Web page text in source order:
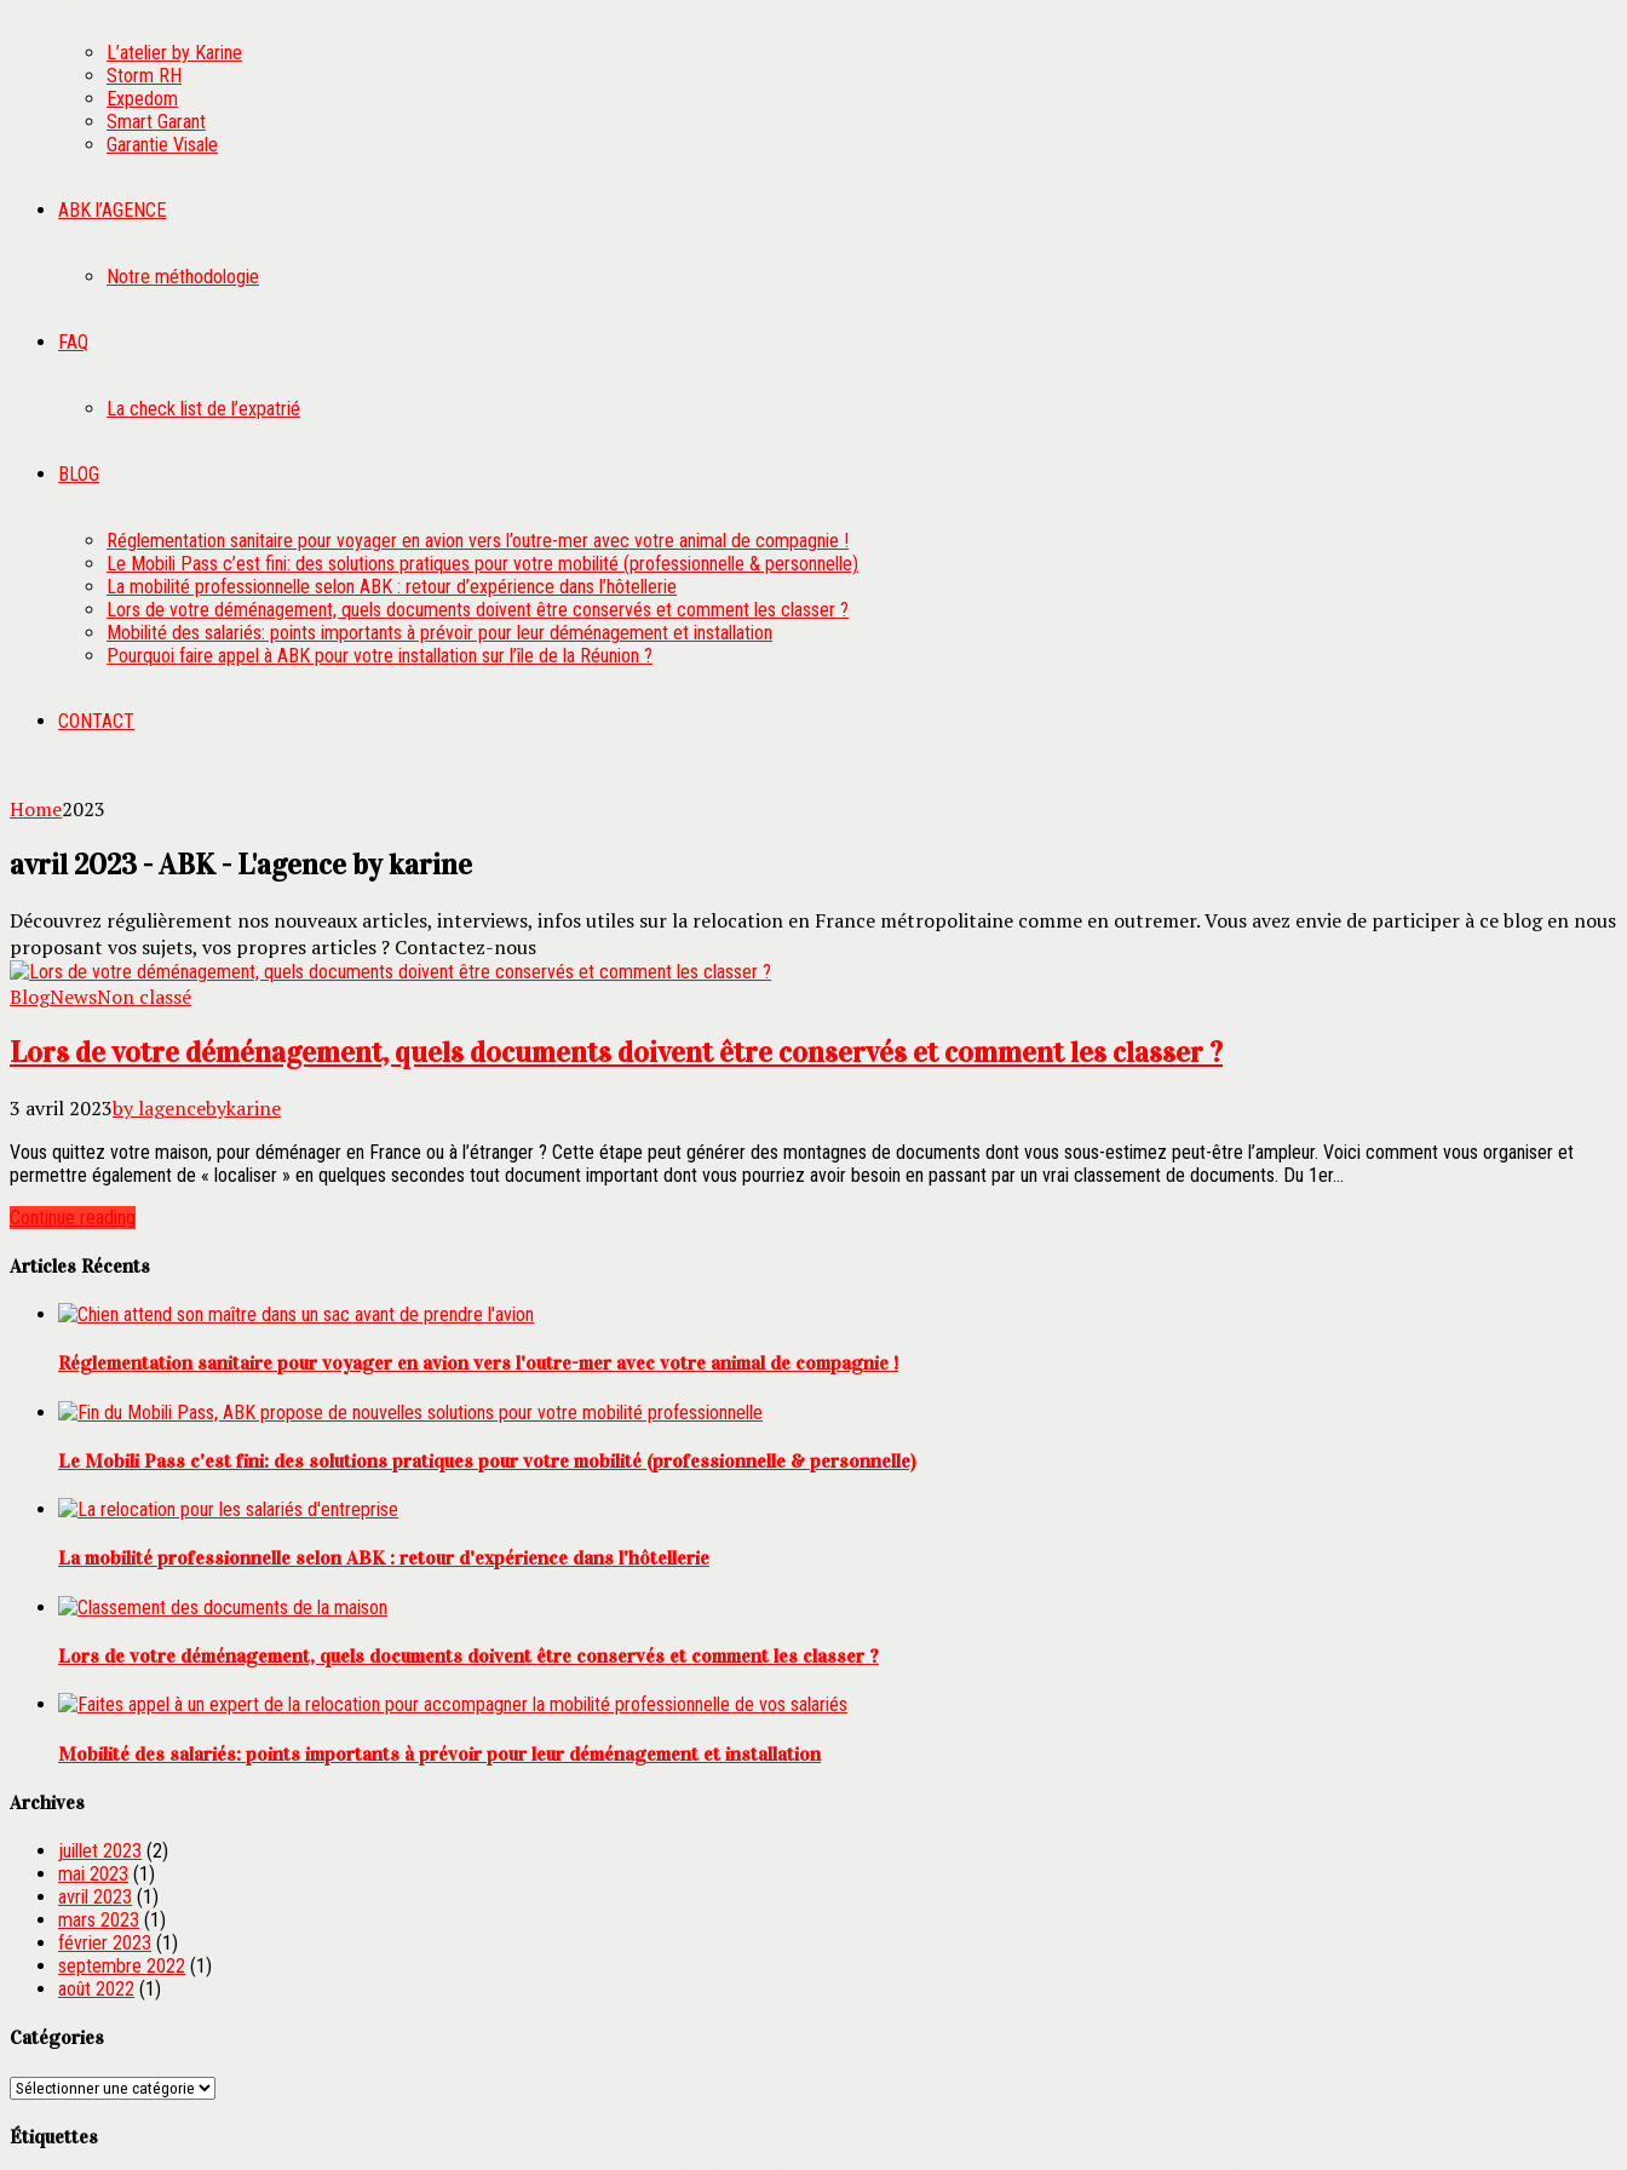
L’atelier by Karine
Storm RH
Expedom
Smart Garant
Garantie Visale
ABK l’AGENCE
Notre méthodologie
FAQ
La check list de l’expatrié
BLOG
Réglementation sanitaire pour voyager en avion vers l’outre-mer avec votre animal de compagnie !
Le Mobili Pass c’est fini: des solutions pratiques pour votre mobilité (professionnelle & personnelle)
La mobilité professionnelle selon ABK : retour d’expérience dans l’hôtellerie
Lors de votre déménagement, quels documents doivent être conservés et comment les classer ?
Mobilité des salariés: points importants à prévoir pour leur déménagement et installation
Pourquoi faire appel à ABK pour votre installation sur l’île de la Réunion ?
CONTACT
Home2023
avril 2023 - ABK - L'agence by karine
Découvrez régulièrement nos nouveaux articles, interviews, infos utiles sur la relocation en France métropolitaine comme en outremer. Vous avez envie de participer à ce blog en nous
proposant vos sujets, vos propres articles ? Contactez-nous
BlogNewsNon classé
Lors de votre déménagement, quels documents doivent être conservés et comment les classer ?
3 avril 2023by lagencebykarine
Vous quittez votre maison, pour déménager en France ou à l’étranger ? Cette étape peut générer des montagnes de documents dont vous sous-estimez peut-être l’ampleur. Voici comment vous organiser et
permettre également de « localiser » en quelques secondes tout document important dont vous pourriez avoir besoin en passant par un vrai classement de documents. Du 1er...
Continue reading
Articles Récents
Réglementation sanitaire pour voyager en avion vers l'outre-mer avec votre animal de compagnie !
Le Mobili Pass c'est fini: des solutions pratiques pour votre mobilité (professionnelle & personnelle)
La mobilité professionnelle selon ABK : retour d'expérience dans l'hôtellerie
Lors de votre déménagement, quels documents doivent être conservés et comment les classer ?
Mobilité des salariés: points importants à prévoir pour leur déménagement et installation
Archives
juillet 2023 (2)
mai 2023 (1)
avril 2023 (1)
mars 2023 (1)
février 2023 (1)
septembre 2022 (1)
août 2022 (1)
Catégories
Catégories
Étiquettes